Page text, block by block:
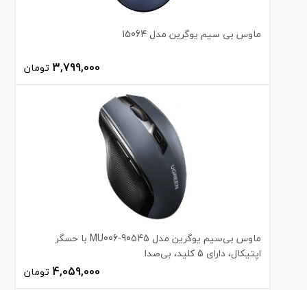
ماوس بی سیم یوگرین مدل 15064
3,799,000 تومان
ماوس بی‌سیم یوگرین مدل MU006-90545 با حسگر
اپتیکال، دارای 5 کلید، بی‌صدا
4,059,000 تومان